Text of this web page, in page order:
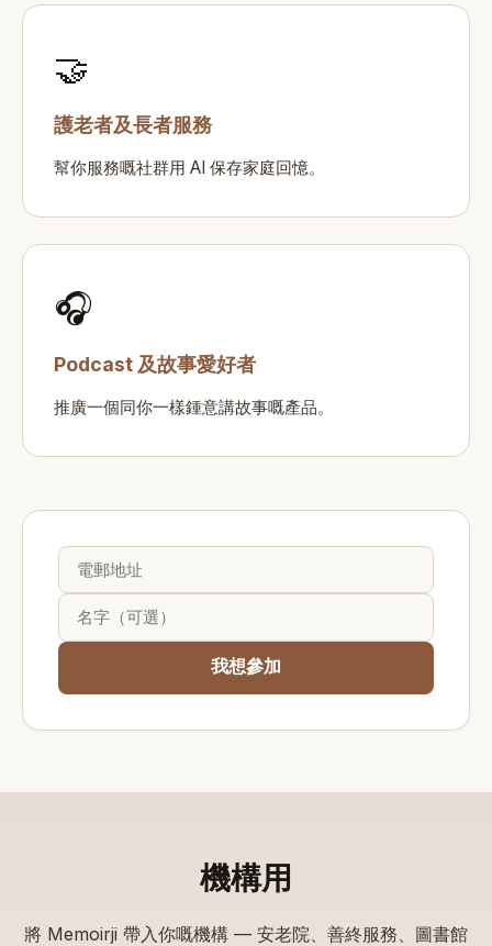
🤝
護老者及長者服務
幫你服務嘅社群用 AI 保存家庭回憶。
🎧
Podcast 及故事愛好者
推廣一個同你一樣鍾意講故事嘅產品。
我想參加
機構用
將 Memoirji 帶入你嘅機構 — 安老院、善終服務、圖書館